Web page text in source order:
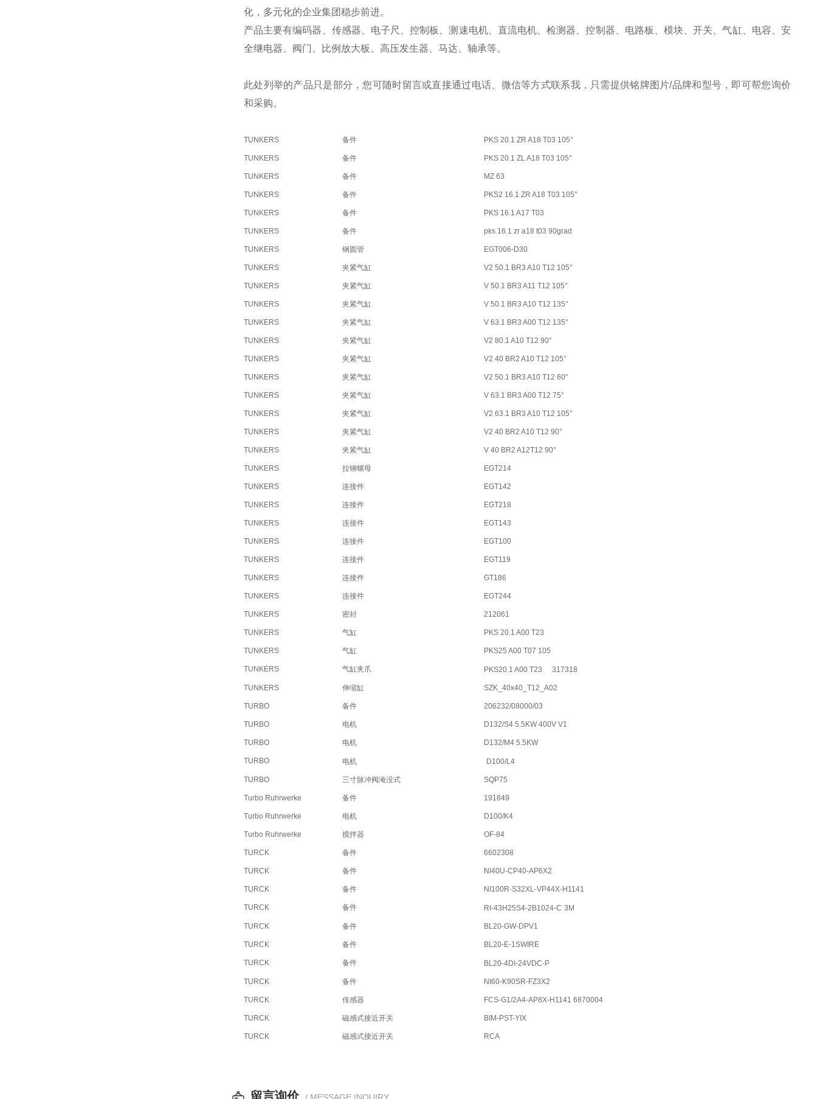
化，多元化的企业集团稳步前进。
产品主要有编码器、传感器、电子尺、控制板、测速电机、直流电机、检测器、控制器、电路板、模块、开关、气缸、电容、安
全继电器、阀门、比例放大板、高压发生器、马达、轴承等。
此处列举的产品只是部分，您可随时留言或直接通过电话、微信等方式联系我，只需提供铭牌图片/品牌和型号，即可帮您询价
和采购。
TUNKERS 备件 PKS 20.1 ZR A18 T03 105°
TUNKERS 备件 PKS 20.1 ZL A18 T03 105°
TUNKERS 备件 MZ 63
TUNKERS 备件 PKS2 16.1 ZR A18 T03 105°
TUNKERS 备件 PKS 16.1 A17 T03
TUNKERS 备件 pks 16.1 zr a18 t03 90grad
TUNKERS 钢圆管 EGT006-D30
TUNKERS 夹紧气缸 V2 50.1 BR3 A10 T12 105°
TUNKERS 夹紧气缸 V 50.1 BR3 A11 T12 105°
TUNKERS 夹紧气缸 V 50.1 BR3 A10 T12 135°
TUNKERS 夹紧气缸 V 63.1 BR3 A00 T12 135°
TUNKERS 夹紧气缸 V2 80.1 A10 T12 90°
TUNKERS 夹紧气缸 V2 40 BR2 A10 T12 105°
TUNKERS 夹紧气缸 V2 50.1 BR3 A10 T12 60°
TUNKERS 夹紧气缸 V 63.1 BR3 A00 T12 75°
TUNKERS 夹紧气缸 V2 63.1 BR3 A10 T12 105°
TUNKERS 夹紧气缸 V2 40 BR2 A10 T12 90°
TUNKERS 夹紧气缸 V 40 BR2 A12T12 90°
TUNKERS 拉铆螺母 EGT214
TUNKERS 连接件 EGT142
TUNKERS 连接件 EGT218
TUNKERS 连接件 EGT143
TUNKERS 连接件 EGT100
TUNKERS 连接件 EGT119
TUNKERS 连接件 GT186
TUNKERS 连接件 EGT244
TUNKERS 密封 212061
TUNKERS 气缸 PKS 20.1 A00 T23
TUNKERS 气缸 PKS25 A00 T07 105
TUNKERS 气缸夹爪 PKS20.1 A00 T23 317318
TUNKERS 伸缩缸 SZK_40x40_T12_A02
TURBO 备件 206232/08000/03
TURBO 电机 D132/S4 5.5KW 400V V1
TURBO 电机 D132/M4 5.5KW
TURBO 电机 D100/L4
TURBO 三寸脉冲阀淹没式 SQP75
Turbo Ruhrwerke 备件 191849
Turbo Ruhrwerke 电机 D100/K4
Turbo Ruhrwerke 搅拌器 OF-84
TURCK 备件 6602308
TURCK 备件 NI40U-CP40-AP6X2
TURCK 备件 NI100R-S32XL-VP44X-H1141
TURCK 备件 RI-43H25S4-2B1024-C 3M
TURCK 备件 BL20-GW-DPV1
TURCK 备件 BL20-E-1SWIRE
TURCK 备件 BL20-4DI-24VDC-P
TURCK 备件 NI60-K90SR-FZ3X2
TURCK 传感器 FCS-G1/2A4-AP8X-H1141 6870004
TURCK 磁感式接近开关 BIM-PST-YIX
TURCK 磁感式接近开关 RCA
留言询价